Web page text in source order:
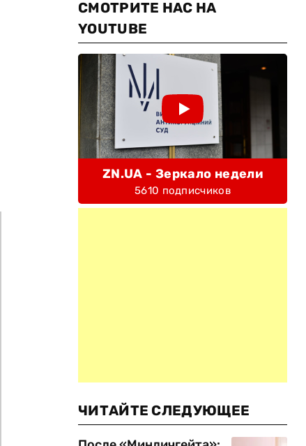
СМОТРИТЕ НАС НА
YOUTUBE
ZN.UA - Зеркало недели
5610 подписчиков
ЧИТАЙТЕ СЛЕДУЮЩЕЕ